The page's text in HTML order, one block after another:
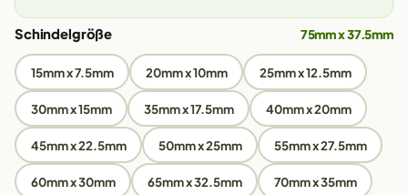
Schindelgröße 75mm x 37.5mm
15mm x 7.5mm 20mm x 10mm 25mm x 12.5mm
30mm x 15mm 35mm x 17.5mm 40mm x 20mm
45mm x 22.5mm 50mm x 25mm 55mm x 27.5mm
60mm x 30mm 65mm x 32.5mm 70mm x 35mm